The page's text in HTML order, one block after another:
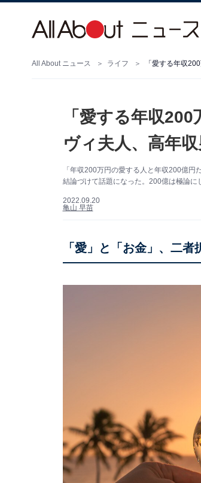
All About ニュース ライフ 「愛する年収
「愛する年収
ヴィ夫人、高年
「年収200万円の愛する人と年収200億
結論づけて話題になった。200億は極論に
2022.09.20
亀山 早苗
「愛」と「お金」、二